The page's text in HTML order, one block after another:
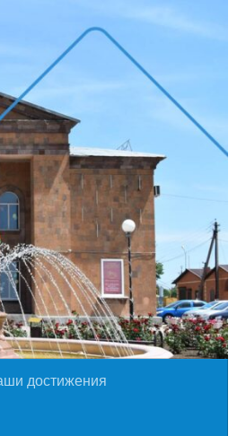
достижения